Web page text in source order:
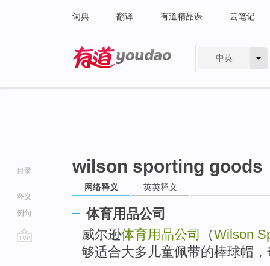
词典 翻译 有道精品课 云笔记
中英
目录
释义
例句
wilson sporting goods
网络释义 英英释义
体育用品公司
威尔逊体育用品公司 （Wilson
够适合大多儿童佩带的棒球帽